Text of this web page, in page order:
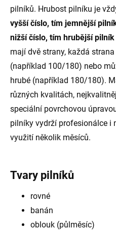
pilníků. Hrubost pilníku je
vyšší číslo, tím jemnější
nižší číslo, tím hrubější pilník
mají dvě strany, každá
(například 100/180) nebo
hrubé (například 180/180).
různých kvalitách,
speciální povrchovou
pilníky vydrží profesionálce i
využití několik měsíců.
Tvary pilníků
rovné
banán
oblouk (půlměsíc)